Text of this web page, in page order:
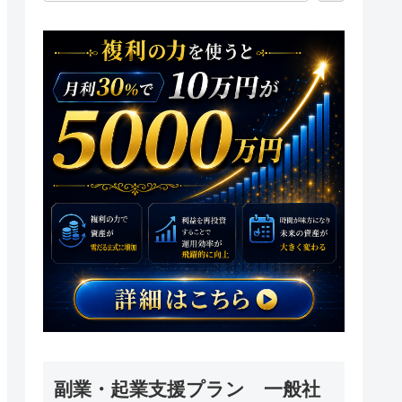
副業・起業支援プラン 一般社